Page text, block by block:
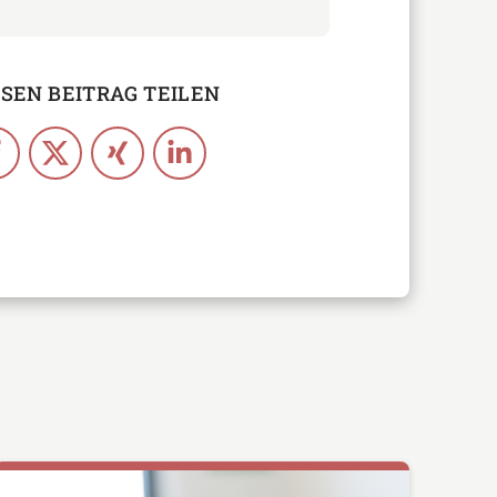
BEITRAG TEILEN